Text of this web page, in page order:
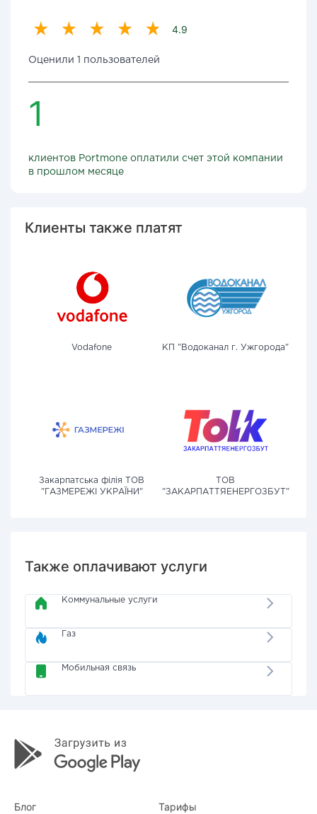
4.9
Оценили 1 пользователей
1
клиентов Portmone оплатили счет этой компании
в прошлом месяце
Клиенты также платят
Vodafone КП "Водоканал г. Ужгорода"
Закарпатська філія ТОВ
"ГАЗМЕРЕЖІ УКРАЇНИ"
ТОВ
"ЗАКАРПАТТЯЕНЕРГОЗБУТ"
Также оплачивают услуги
Коммунальные услуги
Газ
Мобильная связь
Блог Тарифы